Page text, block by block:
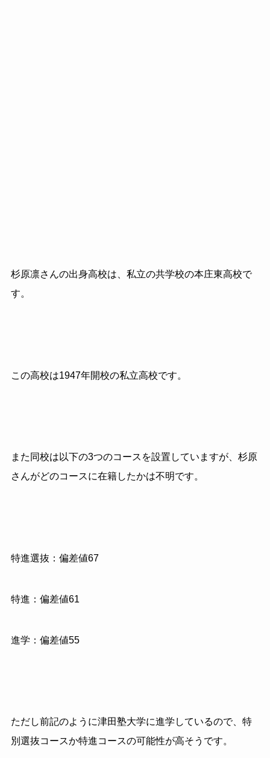
杉原凛さんの出身高校は、私立の共学校の本庄東高校で
す。
この高校は1947年開校の私立高校です。
また同校は以下の3つのコースを設置していますが、杉原
さんがどのコースに在籍したかは不明です。
特進選抜：偏差値67
特進：偏差値61
進学：偏差値55
ただし前記のように津田塾大学に進学しているので、特
別選抜コースか特進コースの可能性が高そうです。